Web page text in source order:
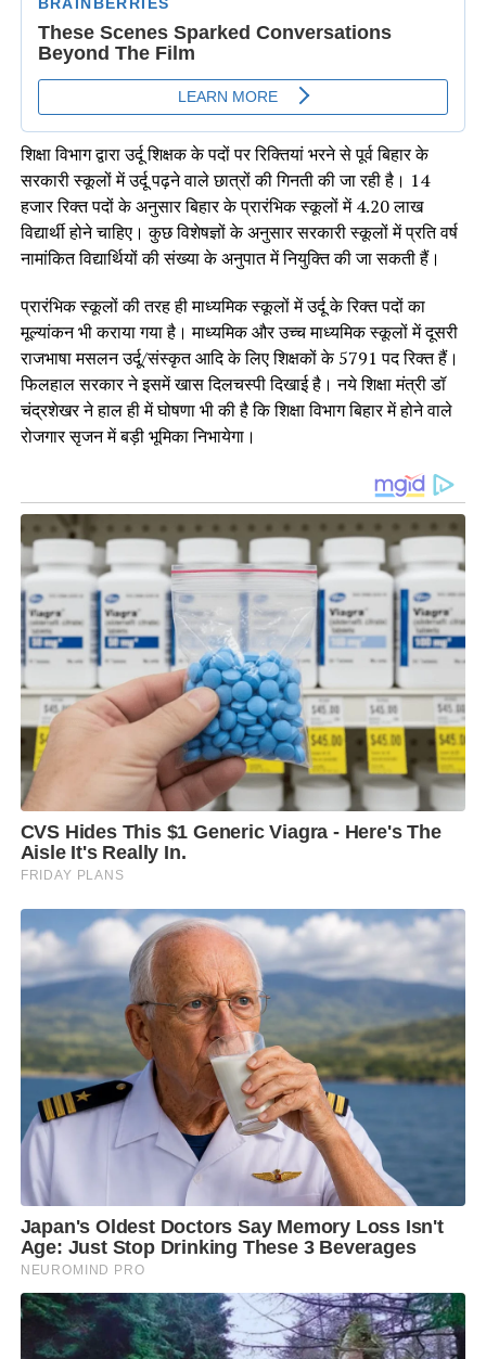
शिक्षा विभाग द्वारा उर्दू शिक्षक के पदों पर रिक्तियां भरने से पूर्व बिहार के
सरकारी स्कूलों में उर्दू पढ़ने वाले छात्रों की गिनती की जा रही है। 14
हजार रिक्त पदों के अनुसार बिहार के प्रारंभिक स्कूलों में 4.20 लाख
विद्यार्थी होने चाहिए। कुछ विशेषज्ञों के अनुसार सरकारी स्कूलों में प्रति वर्ष
नामांकित विद्यार्थियों की संख्या के अनुपात में नियुक्ति की जा सकती हैं।
प्रारंभिक स्कूलों की तरह ही माध्यमिक स्कूलों में उर्दू के रिक्त पदों का
मूल्यांकन भी कराया गया है। माध्यमिक और उच्च माध्यमिक स्कूलों में दूसरी
राजभाषा मसलन उर्दू/संस्कृत आदि के लिए शिक्षकों के 5791 पद रिक्त हैं।
फिलहाल सरकार ने इसमें खास दिलचस्पी दिखाई है। नये शिक्षा मंत्री डॉ
चंद्रशेखर ने हाल ही में घोषणा भी की है कि शिक्षा विभाग बिहार में होने वाले
रोजगार सृजन में बड़ी भूमिका निभायेगा।